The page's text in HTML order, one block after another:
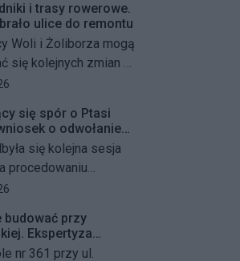
oraz
Krajowej Obwodu
W programie znalazły
miejsc
patriotyczne,
powstańcami oraz
hołdu bohaterom
i trasy rowerowe.
ulice do remontu
Woli i Żoliborza mogą
się kolejnych zmian w
Warszawa
na kilku ważnych
Wykonawcy
wybrani w przetargu, a
mają zakończyć
tym roku.
artykułu:
się spór o Ptasi
o odwołanie
Rady
się kolejna sesja
procedowaniu
projektu uchwały
budowy zespołu
żłobkowego przy ul.
artykułu:
budować przy
Ekspertyza
z gruntem
nr 361 przy ul.